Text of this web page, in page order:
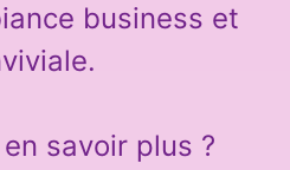
business et
savoir plus ?